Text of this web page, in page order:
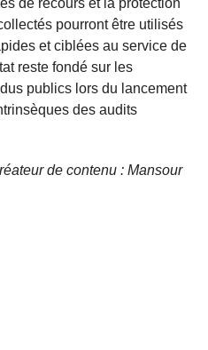
de recours et la protection
pourront être utilisés
et ciblées au service de
reste fondé sur les
publics lors du lancement
des audits
de contenu : Mansour